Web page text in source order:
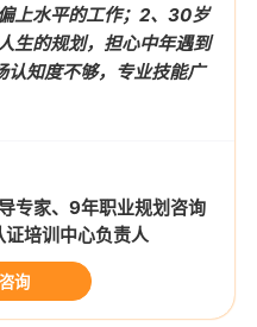
上水平的工作；2、30岁
生的规划，担心中年遇到
知度不够，专业技能广
专家、9年职业规划咨询
培训中心负责人
询